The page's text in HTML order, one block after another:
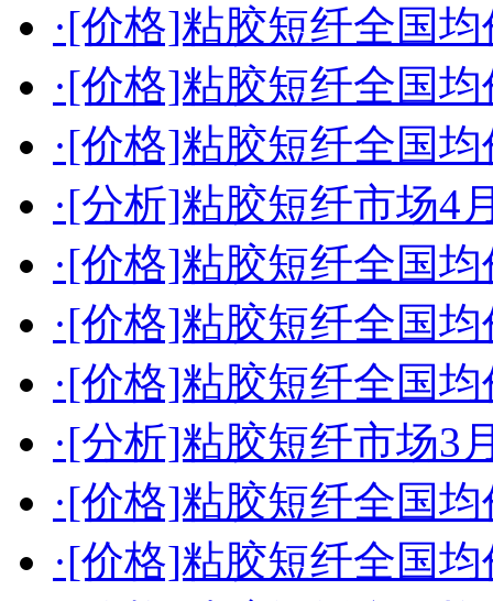
·[价格]粘胶短纤全国
·[价格]粘胶短纤全国
·[价格]粘胶短纤全国
·[分析]粘胶短纤市场4
·[价格]粘胶短纤全国
·[价格]粘胶短纤全国
·[价格]粘胶短纤全国
·[分析]粘胶短纤市场3
·[价格]粘胶短纤全国
·[价格]粘胶短纤全国